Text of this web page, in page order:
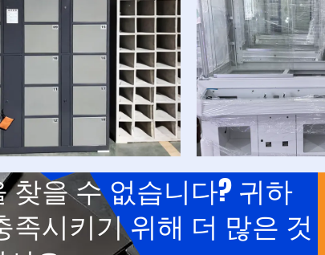
찾을 수 없습니다? 귀하
족시키기 위해 더 많은 것
시오